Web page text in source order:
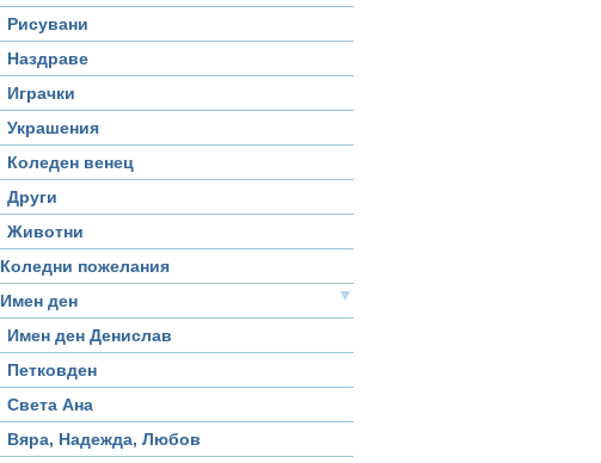
Рисувани
Наздраве
Играчки
Украшения
Коледен венец
Други
Животни
Коледни пожелания
▼
Имен ден
Имен ден Денислав
Петковден
Света Ана
Вяра, Надежда, Любов